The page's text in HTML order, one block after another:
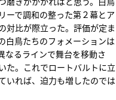
ーで調和の整った第２幕とア
対比が際立った。評価が定ま
白鳥たちのフォメーションは
なるラインで舞台を移動さ
た。これでロートバルトに立
いれば、迫力も増したのでは